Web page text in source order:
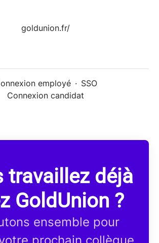
goldunion.fr/
employé · SSO
Connexion candidat
travaillez déjà
GoldUnion ?
ensemble pour